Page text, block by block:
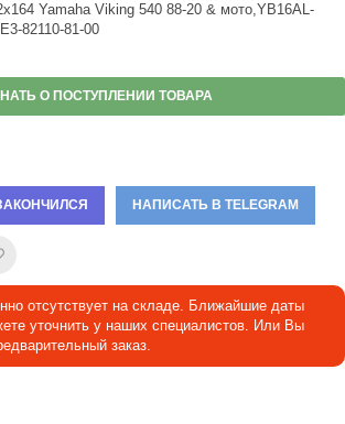
Yamaha Viking 540 88-20 & мото,YB16AL-
82110-81-00
О ПОСТУПЛЕНИИ ТОВАРА
НАПИСАТЬ В TELEGRAM
отсутствует на складе. Ближайшие даты
уточнить у наших специалистов. Или Вы
заказ.